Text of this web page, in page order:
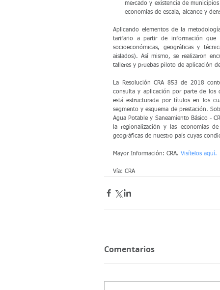
mercado y existencia de
economías de escala, alcance y
Aplicando elementos de la
tarifario a partir de información que
socioeconómicas, geográficas y
aislados). Así mismo, se realizaron
talleres y pruebas piloto de aplicación
La Resolución CRA 853 de 2018
consulta y aplicación por parte de los
está estructurada por títulos en los
segmento y esquema de prestación.
Agua Potable y Saneamiento Básico -
la regionalización y las economías
geográficas de nuestro país cuyas
Mayor Información: CRA. Visítelos aquí.
Vía: CRA
Comentarios